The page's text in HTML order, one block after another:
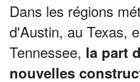
Dans les régions
d'Austin, au Texas,
Tennessee, la part
nouvelles